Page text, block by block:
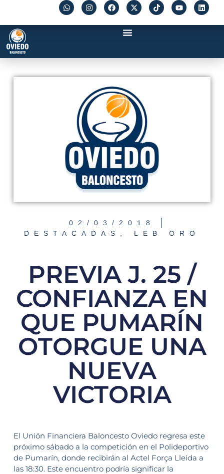
02/03/2018
DESTACADAS , LEB ORO
PREVIA J. 25 /
CONFIANZA EN
QUE PUMARÍN
OTORGUE UNA
NUEVA
VICTORIA
El Unión Financiera Baloncesto Oviedo regresa este
próximo sábado a la competición en el Polideportivo
de Pumarín, donde recibirán al Actel Força Lleida a
las 18:30. Este encuentro podría significar la